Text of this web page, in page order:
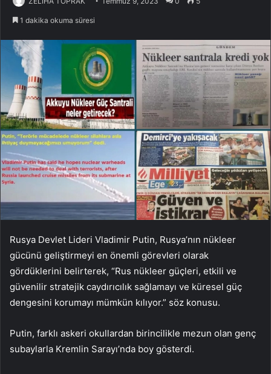
1 dakika okuma süresi
Rusya Devlet Lideri Vladimir Putin, Rusya’nın nükleer
gücünü geliştirmeyi en önemli görevleri olarak
gördüklerini belirterek, “Rus nükleer güçleri, etkili ve
güvenilir stratejik caydırıcılık sağlamayı ve küresel güç
dengesini korumayı mümkün kılıyor.” söz konusu.
Putin, farklı askeri okullardan birincilikle mezun olan genç
subaylarla Kremlin Sarayı’nda boy gösterdi.